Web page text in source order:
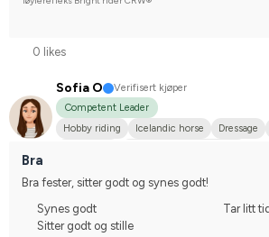
0 likes
Sofia O
Verifisert kjøper
Competent Leader
Hobby riding
Icelandic horse Dressage
Bra
Bra fester, sitter godt og synes godt!
Synes godt
Sitter godt og stille
Tar litt